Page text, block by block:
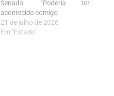
Senado: “Poderia ter
acontecido comigo”
21 de julho de 2026
Em "Estado"